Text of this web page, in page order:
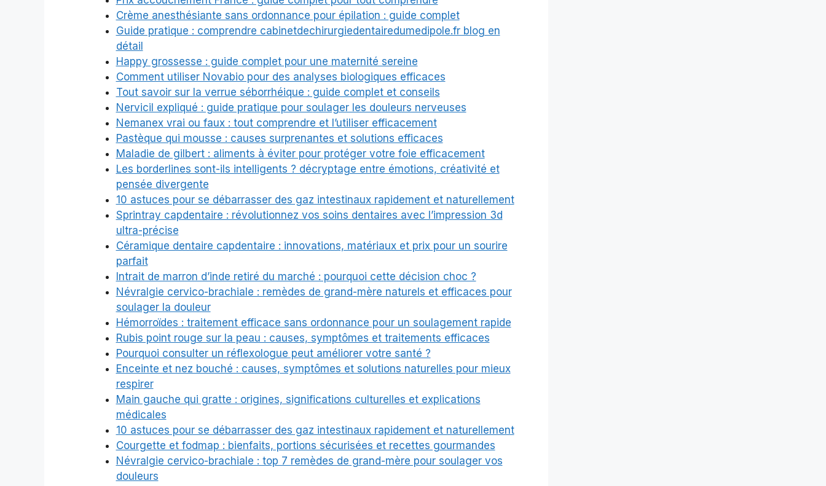
Crème anesthésiante sans ordonnance pour épilation : guide complet
Guide pratique : comprendre cabinetdechirurgiedentairedumedipole.fr blog en
détail
Happy grossesse : guide complet pour une maternité sereine
Comment utiliser Novabio pour des analyses biologiques efficaces
Tout savoir sur la verrue séborrhéique : guide complet et conseils
Nervicil expliqué : guide pratique pour soulager les douleurs nerveuses
Nemanex vrai ou faux : tout comprendre et l’utiliser efficacement
Pastèque qui mousse : causes surprenantes et solutions efficaces
Maladie de gilbert : aliments à éviter pour protéger votre foie efficacement
Les borderlines sont-ils intelligents ? décryptage entre émotions, créativité et
pensée divergente
10 astuces pour se débarrasser des gaz intestinaux rapidement et naturellement
Sprintray capdentaire : révolutionnez vos soins dentaires avec l’impression 3d
ultra-précise
Céramique dentaire capdentaire : innovations, matériaux et prix pour un sourire
parfait
Intrait de marron d’inde retiré du marché : pourquoi cette décision choc ?
Névralgie cervico-brachiale : remèdes de grand-mère naturels et efficaces pour
soulager la douleur
Hémorroïdes : traitement efficace sans ordonnance pour un soulagement rapide
Rubis point rouge sur la peau : causes, symptômes et traitements efficaces
Pourquoi consulter un réflexologue peut améliorer votre santé ?
Enceinte et nez bouché : causes, symptômes et solutions naturelles pour mieux
respirer
Main gauche qui gratte : origines, significations culturelles et explications
médicales
10 astuces pour se débarrasser des gaz intestinaux rapidement et naturellement
Courgette et fodmap : bienfaits, portions sécurisées et recettes gourmandes
Névralgie cervico-brachiale : top 7 remèdes de grand-mère pour soulager vos
douleurs